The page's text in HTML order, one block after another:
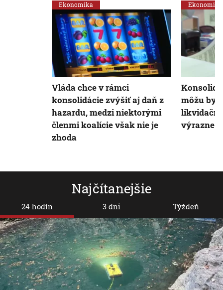
Najčítanejšie
24 hodín 3 dni Týždeň
Ekonomika
Vláda chce v rámci
konsolidácie zvýšiť aj daň z
hazardu, medzi niektorými
členmi koalície však nie je
zhoda
Ekonomika
môžu byť
výrazne